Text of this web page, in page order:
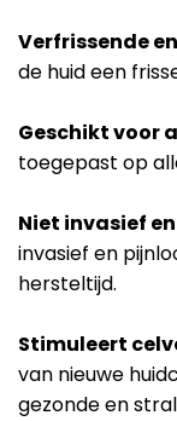
Verfrissende
de huid een
Geschikt voor
toegepast op
Niet invasief
invasief en
hersteltijd.
Stimuleert
van nieuwe
gezonde en